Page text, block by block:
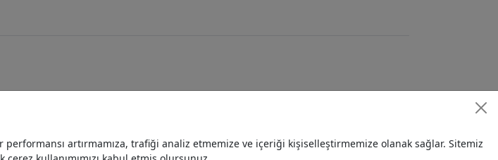
artırmamıza, trafiği analiz etmemize ve içeriği kişiselleştirmemize olanak sağlar. Sitemiz